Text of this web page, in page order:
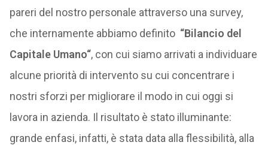
pareri del nostro personale attraverso una survey,
che internamente abbiamo definito “Bilancio del
Capitale Umano“, con cui siamo arrivati a individuare
alcune priorità di intervento su cui concentrare i
nostri sforzi per migliorare il modo in cui oggi si
lavora in azienda. Il risultato è stato illuminante:
grande enfasi, infatti, è stata data alla flessibilità, alla